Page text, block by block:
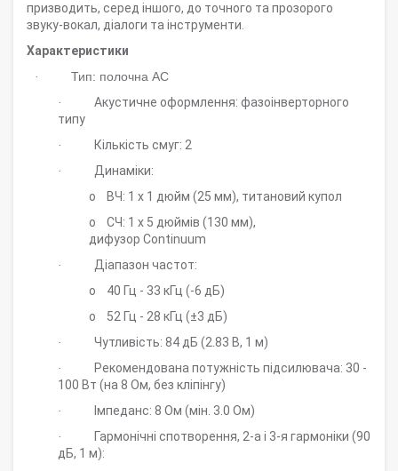
призводить, серед іншого, до точного та прозорого
звуку-вокал, діалоги та інструменти.
Характеристики
· Тип: полочна АС
·
Акустичне оформлення: фазоінверторного
типу
· Кількість смуг: 2
·
Динаміки:
o
ВЧ: 1 х 1 дюйм (25 мм), титановий купол
o
СЧ: 1 x 5 дюймів (130 мм),
дифузор Continuum
·
Діапазон частот:
o
40 Гц - 33 кГц (-6 дБ)
o
52 Гц - 28 кГц (±3 дБ)
· Чутливість: 84 дБ (2.83 В, 1 м)
·
Рекомендована потужність підсилювача: 30 -
100 Вт (на 8 Ом, без кліпінгу)
· Імпеданс: 8 Ом (мін. 3.0 Ом)
·
Гармонічні спотворення, 2-а і 3-я гармоніки (90
дБ, 1 м):